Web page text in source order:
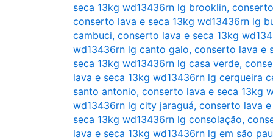
seca 13kg wd13436rn lg brooklin,
conserto lava e seca 13kg wd13436rn lg
cambuci, conserto lava e seca 13kg
wd13436rn lg canto galo, conserto lava e
seca 13kg wd13436rn lg casa verde,
lava e seca 13kg wd13436rn lg cerqueira
santo antonio, conserto lava e seca 13kg
wd13436rn lg city jaraguá, conserto lava
seca 13kg wd13436rn lg consolação,
lava e seca 13kg wd13436rn lg em são